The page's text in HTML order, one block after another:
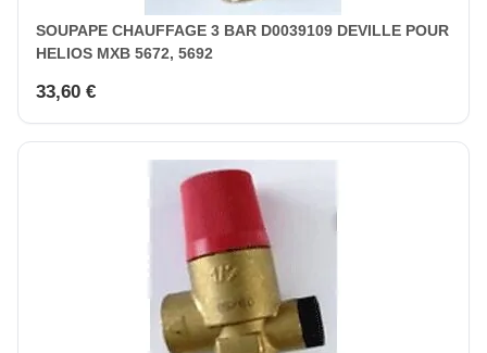
SOUPAPE CHAUFFAGE 3 BAR D0039109 DEVILLE POUR
HELIOS MXB 5672, 5692
33,60 €